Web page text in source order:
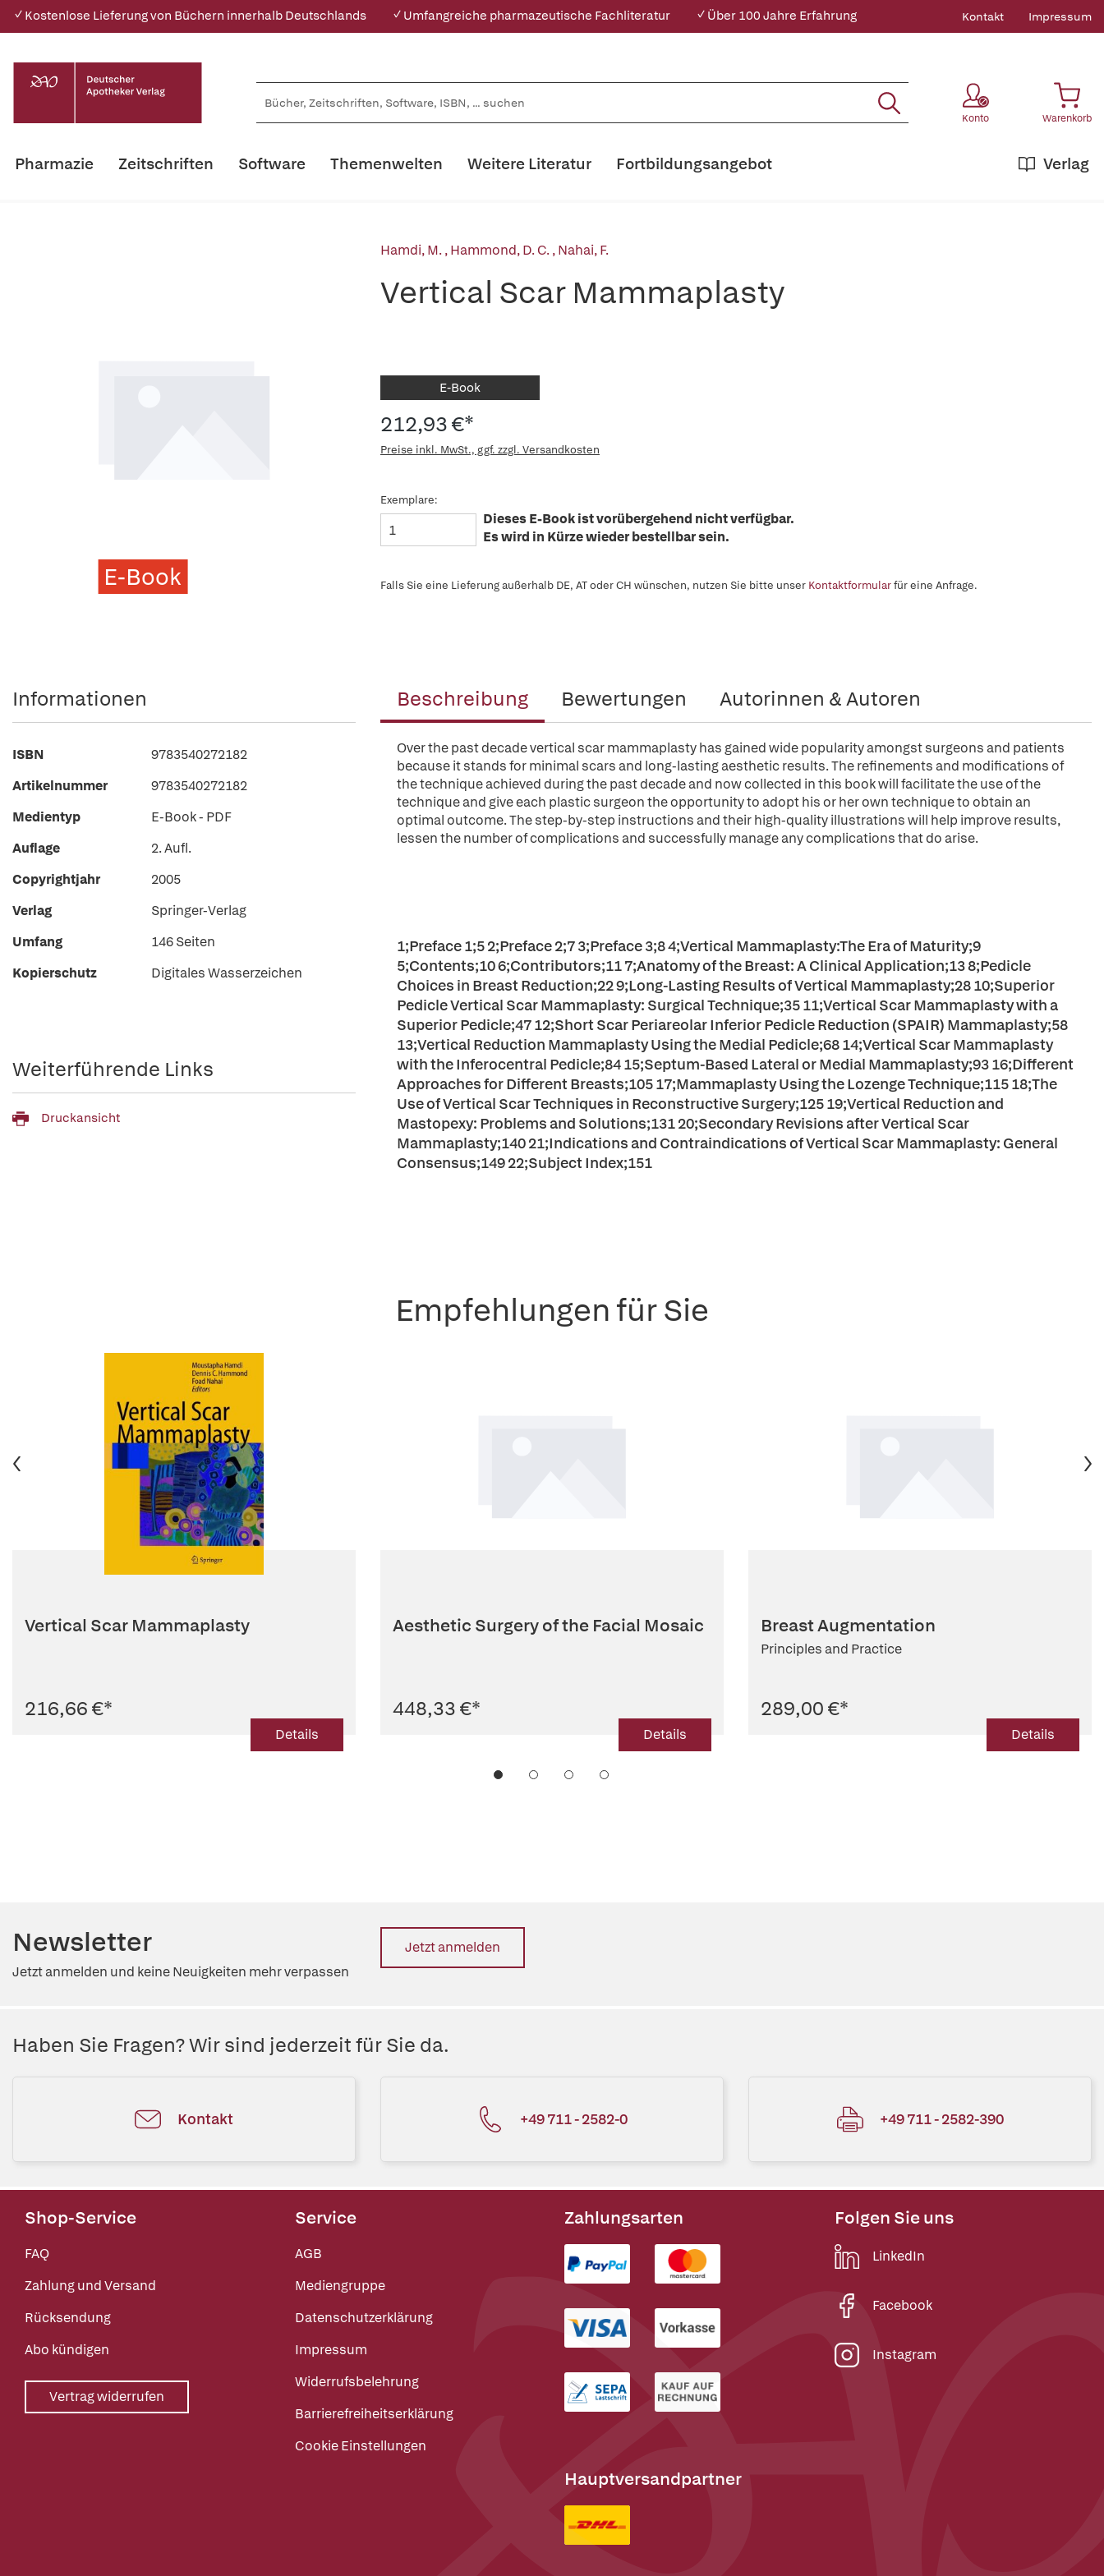
✓ Kostenlose Lieferung von Büchern innerhalb Deutschlands ✓ Umfangreiche pharmazeutische Fachliteratur ✓ Über 100 Jahre Erfahrung Kontakt Impressum
Konto Warenkorb
Pharmazie Zeitschriften Software Themenwelten Weitere Literatur Verlag
Fortbildungsangebot
E-Book
Hamdi, M.,Hammond, D. C.,Nahai, F.
Vertical Scar Mammaplasty
E-Book
212,93 €*
Preise inkl. MwSt., ggf. zzgl. Versandkosten
Exemplare:
Dieses E-Book ist vorübergehend nicht verfügbar.
Es wird in Kürze wieder bestellbar sein.
Falls Sie eine Lieferung außerhalb DE, AT oder CH wünschen, nutzen Sie bitte unser Kontaktformularfür eine Anfrage.
Beschreibung Bewertungen Autorinnen & Autoren
Over the past decade vertical scar mammaplasty has gained wide popularity amongst surgeons and patients
because it stands for minimal scars and long-lasting aesthetic results. The refinements and modifications of
the technique achieved during the past decade and now collected in this book will facilitate the use of the
technique and give each plastic surgeon the opportunity to adopt his or her own technique to obtain an
optimal outcome. The step-by-step instructions and their high-quality illustrations will help improve results,
lessen the number of complications and successfully manage any complications that do arise.
1;Preface 1;5 2;Preface 2;7 3;Preface 3;8 4;Vertical Mammaplasty:The Era of Maturity;9
5;Contents;10 6;Contributors;11 7;Anatomy of the Breast: A Clinical Application;13 8;Pedicle
Choices in Breast Reduction;22 9;Long-Lasting Results of Vertical Mammaplasty;28 10;Superior
Pedicle Vertical Scar Mammaplasty: Surgical Technique;35 11;Vertical Scar Mammaplasty with a
Superior Pedicle;47 12;Short Scar Periareolar Inferior Pedicle Reduction (SPAIR) Mammaplasty;58
13;Vertical Reduction Mammaplasty Using the Medial Pedicle;68 14;Vertical Scar Mammaplasty
with the Inferocentral Pedicle;84 15;Septum-Based Lateral or Medial Mammaplasty;93 16;Different
Approaches for Different Breasts;105 17;Mammaplasty Using the Lozenge Technique;115 18;The
Use of Vertical Scar Techniques in Reconstructive Surgery;125 19;Vertical Reduction and
Mastopexy: Problems and Solutions;131 20;Secondary Revisions after Vertical Scar
Mammaplasty;140 21;Indications and Contraindications of Vertical Scar Mammaplasty: General
Consensus;149 22;Subject Index;151
Informationen
ISBN
9783540272182
Artikelnummer
9783540272182
Medientyp
E-Book - PDF
Auflage
2. Aufl.
Copyrightjahr
2005
Verlag
Springer-Verlag
Umfang
146 Seiten
Kopierschutz
Digitales Wasserzeichen
Weiterführende Links
Druckansicht
Empfehlungen für Sie
Vertical Scar Mammaplasty
216,66 €*
Details
Aesthetic Surgery of the Facial Mosaic
448,33 €*
Details
Breast Augmentation
Principles and Practice
289,00 €*
Details
Newsletter
Jetzt anmelden und keine Neuigkeiten mehr verpassen
Jetzt anmelden
Haben Sie Fragen? Wir sind jederzeit für Sie da.
Kontakt +49 711 - 2582-0 +49 711 - 2582-390
Shop-Service
FAQ
Zahlung und Versand
Rücksendung
Abo kündigen
Vertrag widerrufen
Service
AGB
Mediengruppe
Datenschutzerklärung
Impressum
Widerrufsbelehrung
Barrierefreiheitserklärung
Cookie Einstellungen
Zahlungsarten
Hauptversandpartner
Folgen Sie uns
LinkedIn
Facebook
Instagram